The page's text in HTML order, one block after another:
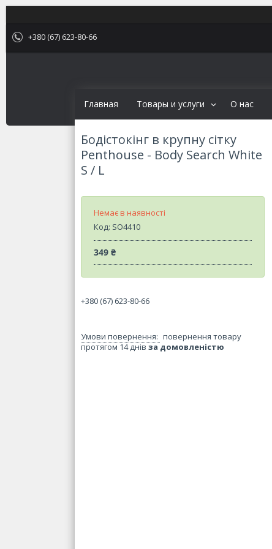
+380 (67) 623-80-66
Главная Товары и услуги О нас
Бодістокінг в крупну сітку
Penthouse - Body Search White
S / L
Немає в наявності
Код: SO4410
349 ₴
+380 (67) 623-80-66
повернення товару
протягом 14 днів за домовленістю